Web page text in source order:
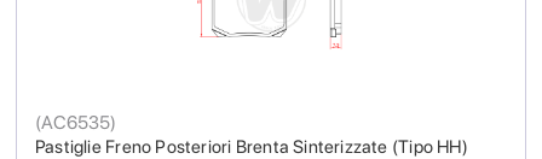
Pastiglie Freno Posteriori Brenta Sinterizzate (Tipo HH)
(AC6535)